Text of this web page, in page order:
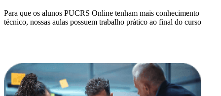
Para que os alunos PUCRS Online tenham mais conhecimento
técnico, nossas aulas possuem trabalho prático ao final do curso